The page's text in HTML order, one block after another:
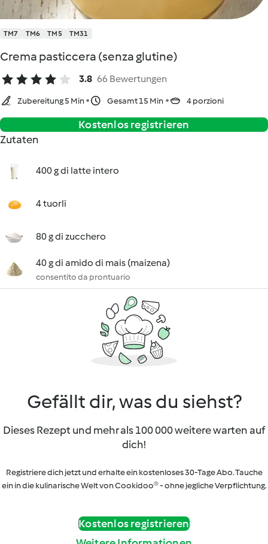
TM7 TM6 TM5 TM31
Crema pasticcera (senza glutine)
3.8 66 Bewertungen
Zubereitung 5 Min Gesamt 15 Min 4 porzioni
Kostenlos registrieren
Zutaten
400 g di latte intero
4 tuorli
80 g di zucchero
40 g di amido di mais (maizena)
consentito da prontuario
Gefällt dir, was du siehst?
Dieses Rezept und mehr als 100 000 weitere warten auf
dich!
Registriere dich jetzt und erhalte ein kostenloses 30-Tage Abo. Tauche
ein in die kulinarische Welt von Cookidoo® - ohne jegliche Verpflichtung.
Kostenlos registrieren